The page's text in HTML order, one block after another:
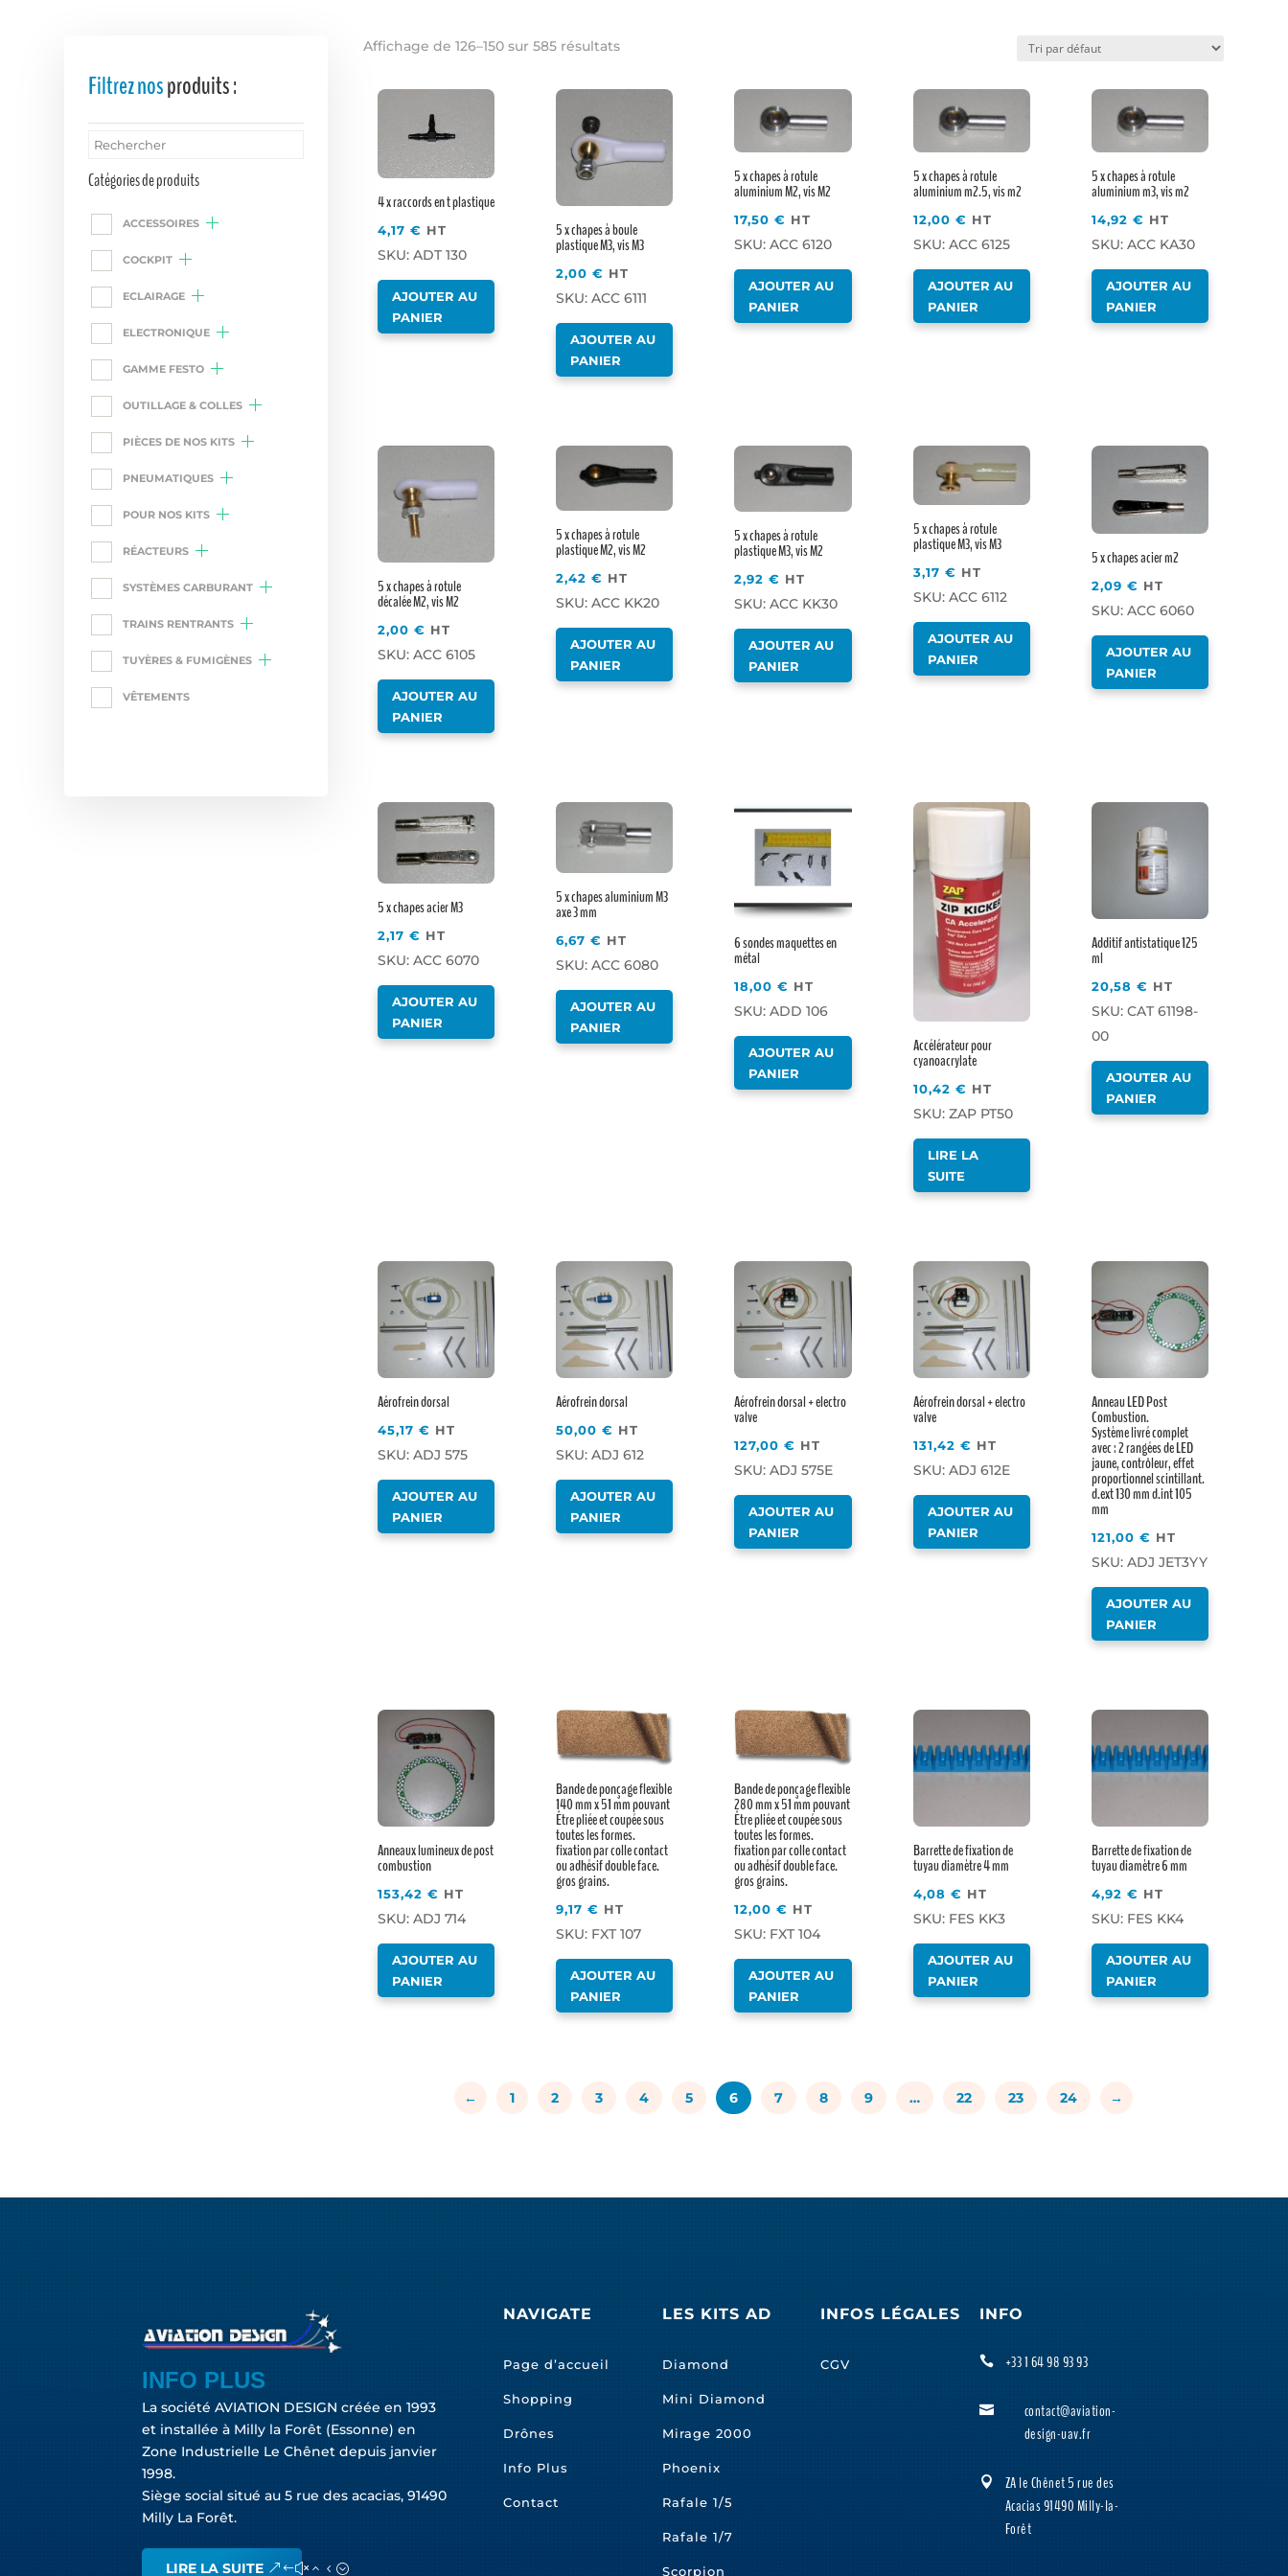
Filtrez nosproduits :
Catégories de produits
ACCESSOIRES
COCKPIT
ECLAIRAGE
ELECTRONIQUE
GAMME FESTO
OUTILLAGE & COLLES
PIÈCES DE NOS KITS
PNEUMATIQUES
POUR NOS KITS
RÉACTEURS
SYSTÈMES CARBURANT
TRAINS RENTRANTS
TUYÈRES & FUMIGÈNES
VÊTEMENTS
Affichage de 126–150 sur 585 résultats
4 x raccords en t plastique
4,17 € HT
SKU: ADT 130
AJOUTER AU
PANIER
5 x chapes à boule
plastique M3, vis M3
2,00 € HT
SKU: ACC 6111
AJOUTER AU
PANIER
5 x chapes à rotule
aluminium M2, vis M2
17,50€ HT
SKU: ACC 6120
AJOUTER AU
PANIER
5 x chapes à rotule
aluminium m2.5, vis m2
12,00 € HT
SKU: ACC 6125
AJOUTER AU
PANIER
5 x chapes à rotule
aluminium m3, vis m2
14,92€ HT
SKU: ACC KA30
AJOUTER AU
PANIER
5 x chapes à rotule
décalée M2, vis M2
2,00 € HT
SKU: ACC 6105
AJOUTER AU
PANIER
5 x chapes à rotule
plastique M2, vis M2
2,42 € HT
SKU: ACC KK20
AJOUTER AU
PANIER
5 x chapes à rotule
plastique M3, vis M2
2,92€ HT
SKU: ACC KK30
AJOUTER AU
PANIER
5 x chapes à rotule
plastique M3, vis M3
3,17 € HT
SKU: ACC 6112
AJOUTER AU
PANIER
5 x chapes acier m2
2,09€ HT
SKU: ACC 6060
AJOUTER AU
PANIER
5 x chapes acier M3
2,17 € HT
SKU: ACC 6070
AJOUTER AU
PANIER
5 x chapes aluminium M3
axe 3 mm
6,67 € HT
SKU: ACC 6080
AJOUTER AU
PANIER
6 sondes maquettes en
métal
18,00€ HT
SKU: ADD 106
AJOUTER AU
PANIER
Accélérateur pour
cyanoacrylate
10,42 € HT
SKU: ZAP PT50
LIRE LA
SUITE
Additif antistatique 125
ml
20,58€ HT
SKU: CAT 61198-
00
AJOUTER AU
PANIER
Aérofrein dorsal
45,17 € HT
SKU: ADJ 575
AJOUTER AU
PANIER
Aérofrein dorsal
50,00 € HT
SKU: ADJ 612
AJOUTER AU
PANIER
Aérofrein dorsal + electro
valve
127,00€ HT
SKU: ADJ 575E
AJOUTER AU
PANIER
Aérofrein dorsal + electro
valve
131,42 € HT
SKU: ADJ 612E
AJOUTER AU
PANIER
Anneau LED Post
Combustion.
Système livré complet
avec : 2 rangées de LED
jaune, contrôleur, effet
proportionnel scintillant.
d.ext 130 mm d.int 105
mm
121,00€ HT
SKU: ADJ JET3YY
AJOUTER AU
PANIER
Anneaux lumineux de post
combustion
153,42 € HT
SKU: ADJ 714
AJOUTER AU
PANIER
Bande de ponçage flexible
140 mm x 51 mm pouvant
Être pliée et coupée sous
toutes les formes.
fixation par colle contact
ou adhésif double face.
gros grains.
9,17 € HT
SKU: FXT 107
AJOUTER AU
PANIER
Bande de ponçage flexible
280 mm x 51 mm pouvant
Être pliée et coupée sous
toutes les formes.
fixation par colle contact
ou adhésif double face.
gros grains.
12,00€ HT
SKU: FXT 104
AJOUTER AU
PANIER
Barrette de fixation de
tuyau diamètre 4 mm
4,08 € HT
SKU: FES KK3
AJOUTER AU
PANIER
Barrette de fixation de
tuyau diamètre 6 mm
4,92€ HT
SKU: FES KK4
AJOUTER AU
PANIER
← 1 2 3 4 5 6 7 8 9 … 22 23 24 →
INFO PLUS
La société AVIATION DESIGN créée en 1993
et installée à Milly la Forêt (Essonne) en
Zone Industrielle Le Chênet depuis janvier
1998.
Siège social situé au 5 rue des acacias, 91490
Milly La Forêt.
LIRE LA SUITE
NAVIGATE
Page d’accueil
Shopping
Drônes
Info Plus
Contact
LES KITS AD
Diamond
Mini Diamond
Mirage 2000
Phoenix
Rafale 1/5
Rafale 1/7
Scorpion
INFOS LÉGALES
CGV
INFO
 +33 1 64 98 93 93

contact@aviation-
design-uav.fr

ZA le Chênet 5 rue des
Acacias 91490 Milly-la-
Forêt